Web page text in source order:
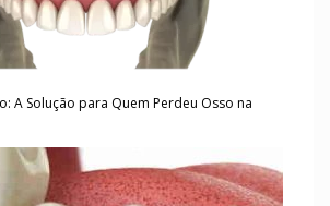
A Solução para Quem Perdeu Osso na